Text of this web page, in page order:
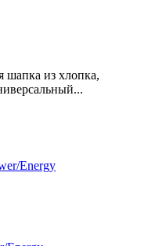
шапка из хлопка,